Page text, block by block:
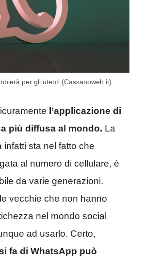
per gli utenti (Cassanoweb.it)
l’applicazione di
più diffusa al mondo. La
infatti sta nel fatto che
al numero di cellulare, è
da varie generazioni.
vecchie che non hanno
nel mondo social
ad usarlo. Certo,
fa di WhatsApp può